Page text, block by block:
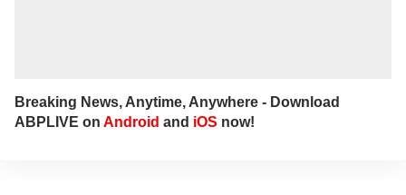
Breaking News, Anytime, Anywhere - Download
ABPLIVE on Android and iOS now!